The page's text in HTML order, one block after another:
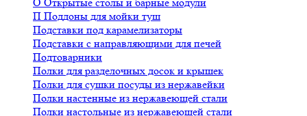
П Поддоны для мойки туш
Подставки под карамелизаторы
Подставки с направляющими для печей
Подтоварники
Полки для разделочных досок и крышек
Полки для сушки посуды из нержавейки
Полки настенные из нержавеющей стали
Полки настольные из нержавеющей стали